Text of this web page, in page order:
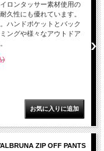
ロンタッサー素材使用の
久性にも優れています。
ハンドポケットとバック
ングや様々なアウトドア
)
ZIP OFF PANTS